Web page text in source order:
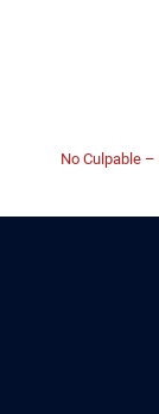
No Culpable